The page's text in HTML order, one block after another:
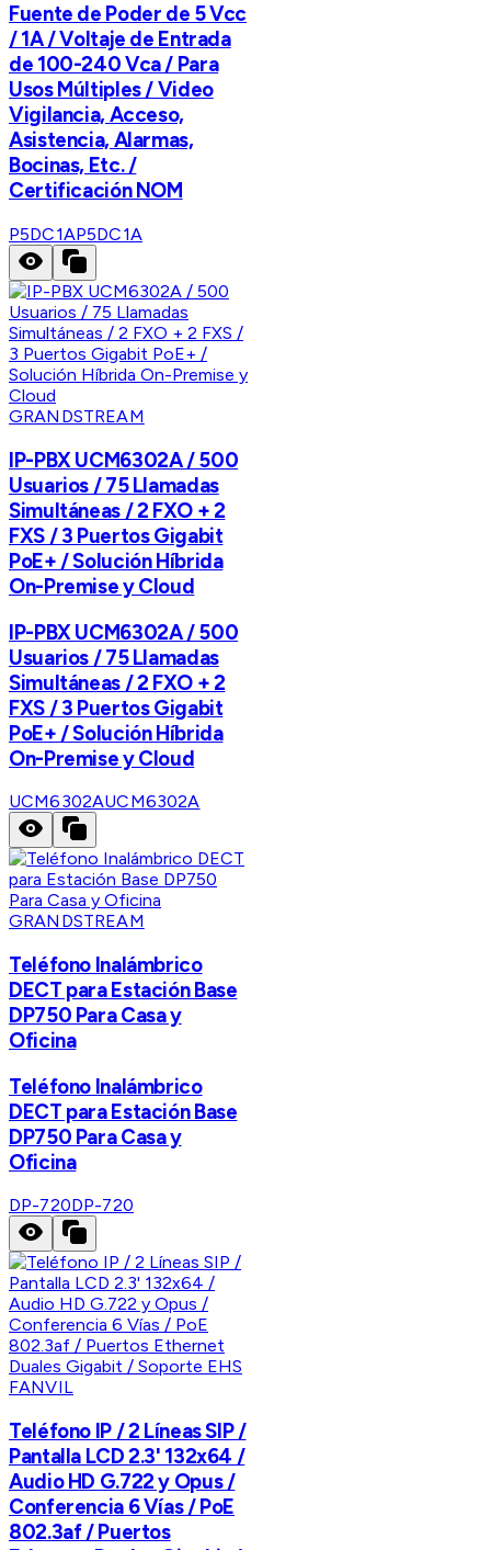
Fuente de Poder de 5 Vcc
/ 1A / Voltaje de Entrada
de 100-240 Vca / Para
Usos Múltiples / Video
Vigilancia, Acceso,
Asistencia, Alarmas,
Bocinas, Etc. /
Certificación NOM
P5DC1AP5DC1A
GRANDSTREAM
IP-PBX UCM6302A / 500
Usuarios / 75 Llamadas
Simultáneas / 2 FXO + 2
FXS / 3 Puertos Gigabit
PoE+ / Solución Híbrida
On-Premise y Cloud
IP-PBX UCM6302A / 500
Usuarios / 75 Llamadas
Simultáneas / 2 FXO + 2
FXS / 3 Puertos Gigabit
PoE+ / Solución Híbrida
On-Premise y Cloud
UCM6302AUCM6302A
GRANDSTREAM
Teléfono Inalámbrico
DECT para Estación Base
DP750 Para Casa y
Oficina
Teléfono Inalámbrico
DECT para Estación Base
DP750 Para Casa y
Oficina
DP-720DP-720
FANVIL
Teléfono IP / 2 Líneas SIP /
Pantalla LCD 2.3' 132x64 /
Audio HD G.722 y Opus /
Conferencia 6 Vías / PoE
802.3af / Puertos